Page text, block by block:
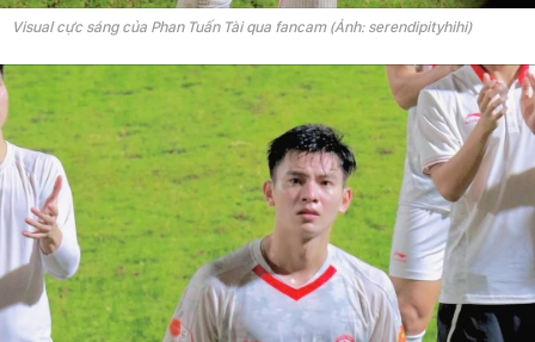
Visual cực sáng của Phan Tuấn Tài qua fancam (Ảnh: serendipityhihi)